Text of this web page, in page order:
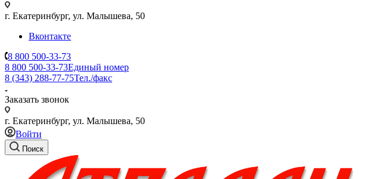
г. Екатеринбург, ул. Малышева, 50
Вконтакте
8 800 500-33-73
8 800 500-33-73Единый номер
8 (343) 288-77-75Тел./факс
Заказать звонок
г. Екатеринбург, ул. Малышева, 50
Войти
Поиск